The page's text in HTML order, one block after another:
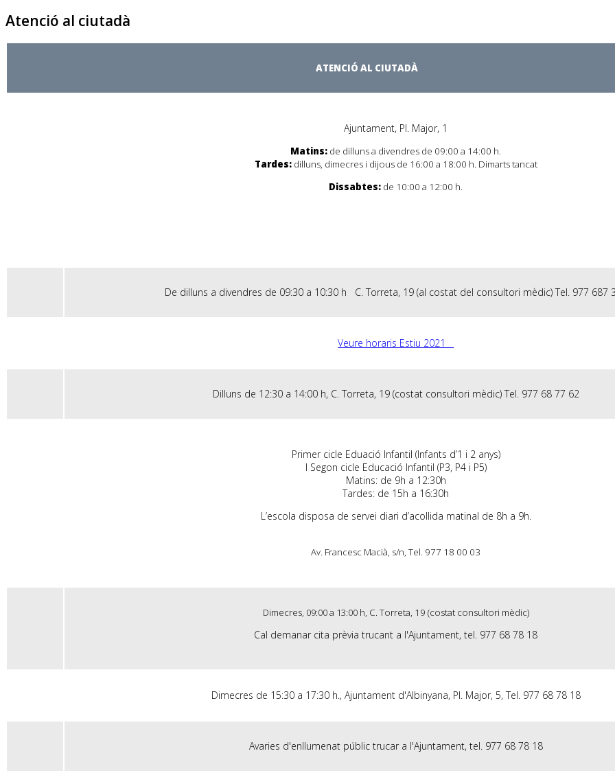
Atenció al ciutadà
ATENCIÓ AL CIUTADÀ
Ajuntament, Pl. Major, 1
Matins: de dilluns a divendres de 09:00 a 14:00 h.
Tardes:dilluns, dimecres i dijous de 16:00 a 18:00 h. Dimarts tancat
Dissabtes: de 10:00 a 12:00 h.
De dilluns a divendres de 09:30 a 10:30 h C. Torreta, 19 (al costat del consultori mèdic) Tel. 977 687
Veure horaris Estiu 2021
Dilluns de 12:30 a 14:00 h, C. Torreta, 19 (costat consultori mèdic) Tel. 977 68 77 62
Primer cicle Eduació Infantil (Infants d’1 i 2 anys)
I Segon cicle Educació Infantil (P3, P4 i P5)
Matins: de 9h a 12:30h
Tardes: de 15h a 16:30h
L’escola disposa de servei diari d’acollida matinal de 8h a 9h.
Av. Francesc Macià, s/n, Tel. 977 18 00 03
Dimecres, 09:00 a 13:00 h, C. Torreta, 19 (costat consultori mèdic)
Cal demanar cita prèvia trucant a l'Ajuntament, tel. 977 68 78 18
Dimecres de 15:30 a 17:30 h., Ajuntament d'Albinyana, Pl. Major, 5, Tel. 977 68 78 18
Avaries d'enllumenat públic trucar a l'Ajuntament, tel. 977 68 78 18